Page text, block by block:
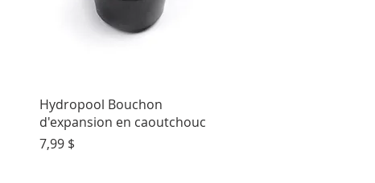
Aperçu rapide
Hydropool Bouchon
d'expansion en caoutchouc
Prix
7,99 $